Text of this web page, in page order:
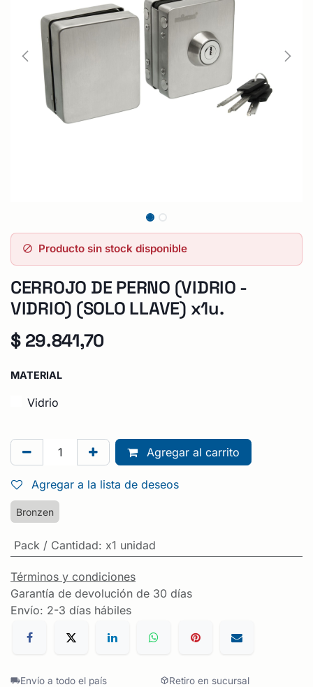
Producto sin stock disponible
CERROJO DE PERNO (VIDRIO -
VIDRIO) (SOLO LLAVE) x1u.
$ 29.841,70
MATERIAL
Vidrio
Agregar al carrito
Agregar a la lista de deseos
Bronzen
Pack / Cantidad: x1 unidad
Términos y condiciones
Garantía de devolución de 30 días
Envío: 2-3 días hábiles
Envío a todo el país
Retiro en sucursal